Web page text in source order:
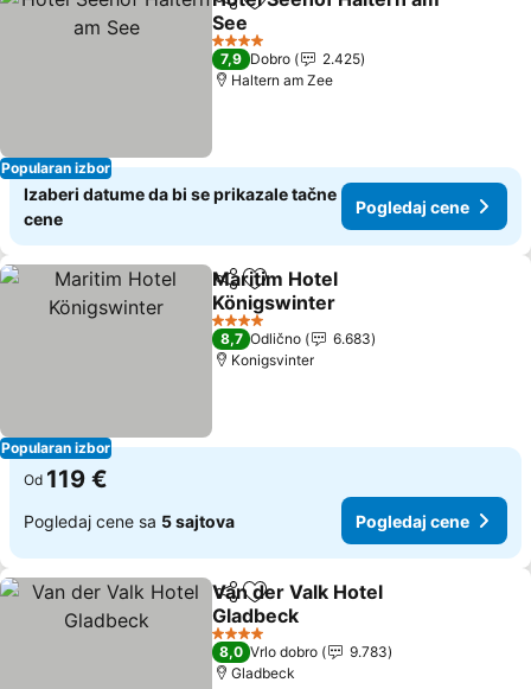
Popularan izbor
Deli Dodati u favorite
See
Pogledaj cene
4 Zvezdice
7,9 Dobro
2.425
Haltern am Zee
Izaberi datume da bi se prikazale tačne
cene
Pogledaj cene
Popularan izbor
Deli Dodati u favorite
Maritim Hotel
Königswinter
Pogledaj cene
4 Zvezdice
8,7 Odlično
6.683
Konigsvinter
Od 119 €
Pogledaj cene sa 5 sajtova Pogledaj cene
Deli Dodati u favorite
Van der Valk Hotel
Gladbeck
Pogledaj cene
4 Zvezdice
8,0 Vrlo dobro
9.783
Gladbeck